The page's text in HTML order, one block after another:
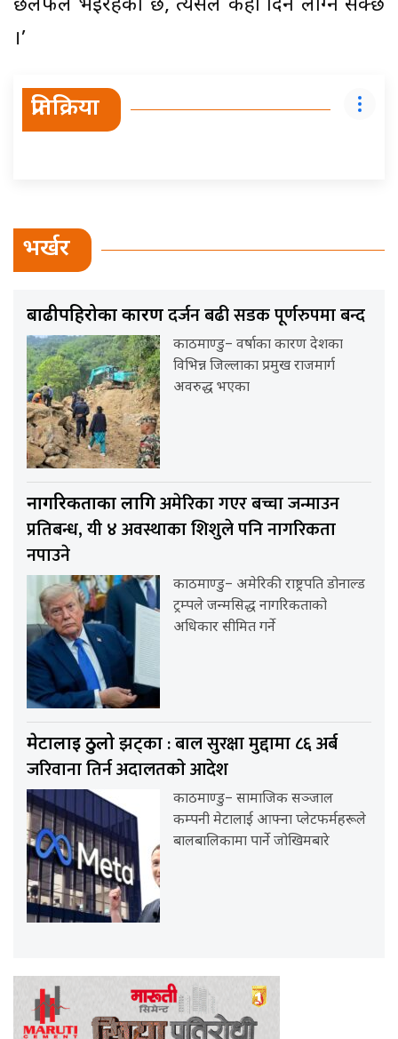
छलफल भइरहेको छ, त्यसैले केही दिन लाग्न सक्छ
।’
प्रतिक्रिया
भर्खर
बाढीपहिरोका कारणदर्जन बढी सडक पूर्णरुपमा बन्द
काठमाण्डु– वर्षाका कारण देशका
विभिन्न जिल्लाका प्रमुख राजमार्ग
अवरुद्ध भएका
नागरिकताका लागिअमेरिका गएर बच्चा जन्माउन
प्रतिबन्ध, यी ४ अवस्थाका शिशुले पनि नागरिकता
नपाउने
काठमाण्डु– अमेरिकी राष्ट्रपति डोनाल्ड
ट्रम्पले जन्मसिद्ध नागरिकताको
अधिकार सीमित गर्ने
मेटालाई ठुलोझट्का : बाल सुरक्षा मुद्दामा ८६ अर्ब
जरिवाना तिर्न अदालतकाे आदेश
काठमाण्डु– सामाजिक सञ्जाल
कम्पनी मेटालाई आफ्ना प्लेटफर्महरूले
बालबालिकामा पार्ने जोखिमबारे